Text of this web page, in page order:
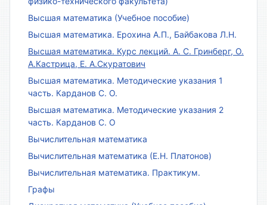
Высшая математика (Учебное пособие)
Высшая математика. Ерохина А.П., Байбакова Л.Н.
Высшая математика. Курс лекций. А. С. Гринберг, О.
А.Кастрица, Е. А.Скуратович
Высшая математика. Методические указания 1
часть. Карданов С. О.
Высшая математика. Методические указания 2
часть. Карданов С. О
Вычислительная математика
Вычислительная математика (Е.Н. Платонов)
Вычислительная математика. Практикум.
Графы